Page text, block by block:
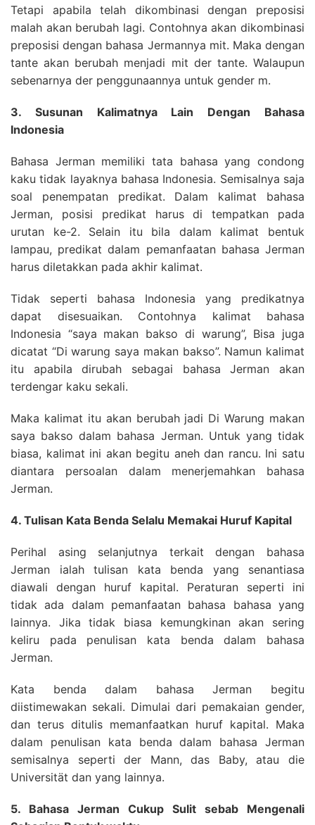
Tetapi apabila telah dikombinasi dengan preposisi
malah akan berubah lagi. Contohnya akan dikombinasi
preposisi dengan bahasa Jermannya mit. Maka dengan
tante akan berubah menjadi mit der tante. Walaupun
sebenarnya der penggunaannya untuk gender m.
3. Susunan Kalimatnya Lain Dengan Bahasa
Indonesia
Bahasa Jerman memiliki tata bahasa yang condong
kaku tidak layaknya bahasa Indonesia. Semisalnya saja
soal penempatan predikat. Dalam kalimat bahasa
Jerman, posisi predikat harus di tempatkan pada
urutan ke-2. Selain itu bila dalam kalimat bentuk
lampau, predikat dalam pemanfaatan bahasa Jerman
harus diletakkan pada akhir kalimat.
Tidak seperti bahasa Indonesia yang predikatnya
dapat disesuaikan. Contohnya kalimat bahasa
Indonesia “saya makan bakso di warung”, Bisa juga
dicatat “Di warung saya makan bakso”. Namun kalimat
itu apabila dirubah sebagai bahasa Jerman akan
terdengar kaku sekali.
Maka kalimat itu akan berubah jadi Di Warung makan
saya bakso dalam bahasa Jerman. Untuk yang tidak
biasa, kalimat ini akan begitu aneh dan rancu. Ini satu
diantara persoalan dalam menerjemahkan bahasa
Jerman.
4. Tulisan Kata Benda Selalu Memakai Huruf Kapital
Perihal asing selanjutnya terkait dengan bahasa
Jerman ialah tulisan kata benda yang senantiasa
diawali dengan huruf kapital. Peraturan seperti ini
tidak ada dalam pemanfaatan bahasa bahasa yang
lainnya. Jika tidak biasa kemungkinan akan sering
keliru pada penulisan kata benda dalam bahasa
Jerman.
Kata benda dalam bahasa Jerman begitu
diistimewakan sekali. Dimulai dari pemakaian gender,
dan terus ditulis memanfaatkan huruf kapital. Maka
dalam penulisan kata benda dalam bahasa Jerman
semisalnya seperti der Mann, das Baby, atau die
Universität dan yang lainnya.
5. Bahasa Jerman Cukup Sulit sebab Mengenali